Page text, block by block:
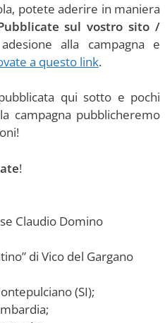
potete aderire in maniera
sul vostro sito /
alla campagna e
a questo link.
qui sotto e pochi
campagna pubblicheremo
!
Claudio Domino
di Vico del Gargano
(SI);